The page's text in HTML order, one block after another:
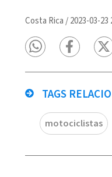
Costa Rica /2023-03-23
TAGS
motociclistas